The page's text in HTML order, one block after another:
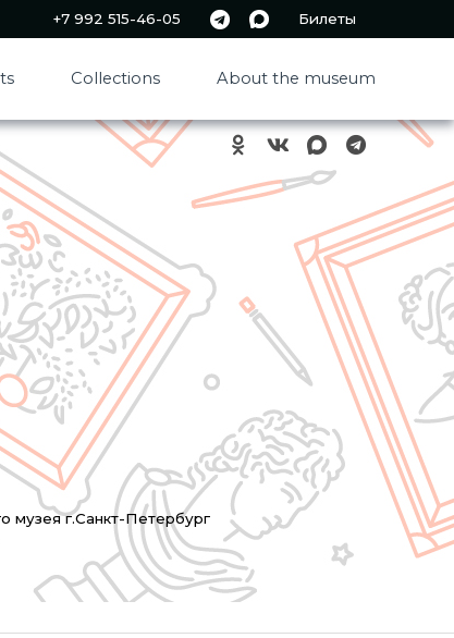
+7 992 515-46-05 Билеты
Collections About the museum
музея г.Санкт-Петербург